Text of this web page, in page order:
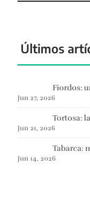
Últimos
Fiordos:
Jun 27, 2026
Tortosa:
Jun 21, 2026
Tabarca:
Jun 14, 2026